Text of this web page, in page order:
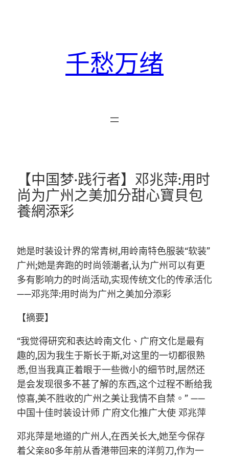
千愁万绪
【中国梦·践行者】邓兆萍:用时
尚为广州之美加分甜心寶貝包
養網添彩
她是时装设计界的常青树,用岭南特色服装“软装”
广州;她是奔跑的时尚领潮者,认为广州可以有更
多有影响力的时尚活动,实现传统文化的传承活化
——邓兆萍:用时尚为广州之美加分添彩
【摘要】
“我觉得研究和表达岭南文化、广府文化是最有
趣的,因为我生于斯长于斯,对这里的一切都很熟
悉,但当我真正着眼于一些微小的细节时,居然还
是会发现很多不甚了解的东西,这个过程不断给我
惊喜,美不胜收的广州之美让我情不自禁。” ——
中国十佳时装设计师 广府文化推广大使 邓兆萍
邓兆萍是地道的广州人,在西关长大,她至今保存
着父亲80多年前从香港带回来的洋剪刀,作为一